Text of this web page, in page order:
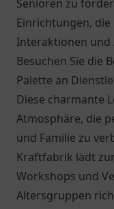
Senioren zu
Einrichtungen,
Interaktionen und
Besuchen Sie die
Palette an
Diese charmante
Atmosphäre, die
und Familie zu
Kraftfabrik lädt
Workshops und
Altersgruppen